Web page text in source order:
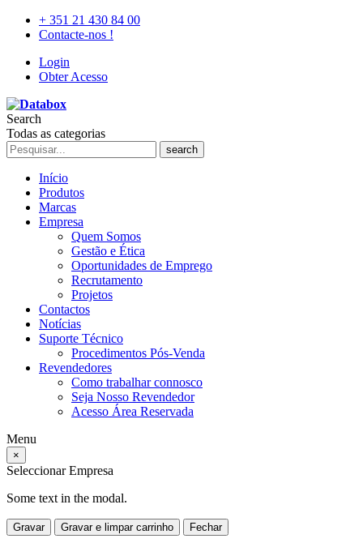
+ 351 21 430 84 00
Contacte-nos !
Login
Obter Acesso
Search
Todas as categorias
search
Início
Produtos
Marcas
Empresa
Quem Somos
Gestão e Ética
Oportunidades de Emprego
Recrutamento
Projetos
Contactos
Notícias
Suporte Técnico
Procedimentos Pós-Venda
Revendedores
Como trabalhar connosco
Seja Nosso Revendedor
Acesso Área Reservada
Menu
×
Seleccionar Empresa
Some text in the modal.
Gravar Gravar e limpar carrinho Fechar